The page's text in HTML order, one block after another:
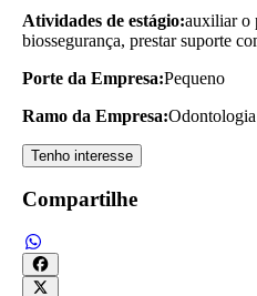
Atividades de estágio:auxiliar o
biossegurança, prestar suporte
Porte da Empresa:Pequeno
Ramo da Empresa:Odontologia
Tenho interesse
Compartilhe